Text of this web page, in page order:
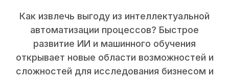
Как извлечь выгоду из интеллектуальной
автоматизации процессов? Быстрое
развитие ИИ и машинного обучения
открывает новые области возможностей и
сложностей для исследования бизнесом и